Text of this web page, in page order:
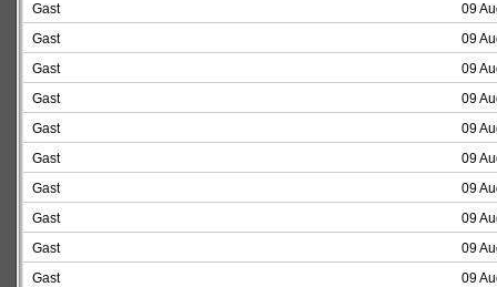
Gast
09
Gast
09
Gast
09
Gast
09
Gast
09
Gast
09
Gast
09
Gast
09
Gast
09
Gast
09